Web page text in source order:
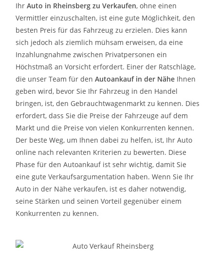
IhrAuto in RheinsbergzuVerkaufen, ohne einen
Vermittler einzuschalten, ist eine gute Möglichkeit, den
besten Preis für das Fahrzeug zu erzielen. Dies kann
sich jedoch als ziemlich mühsam erweisen, da eine
Inzahlungnahme zwischen Privatpersonen ein
Höchstmaß an Vorsicht erfordert. Einer der Ratschläge,
die unser Team für denAutoankauf in der Nähe Ihnen
geben wird, bevor Sie Ihr Fahrzeug in den Handel
bringen, ist, den Gebrauchtwagenmarkt zu kennen. Dies
erfordert, dass Sie die Preise der Fahrzeuge auf dem
Markt und die Preise von vielen Konkurrenten kennen.
Der beste Weg, um Ihnen dabei zu helfen, ist, Ihr Auto
online nach relevanten Kriterien zu bewerten. Diese
Phase für den Autoankauf ist sehr wichtig, damit Sie
eine gute Verkaufsargumentation haben. Wenn Sie Ihr
Auto in der Nähe verkaufen, ist es daher notwendig,
seine Stärken und seinen Vorteil gegenüber einem
Konkurrenten zu kennen.